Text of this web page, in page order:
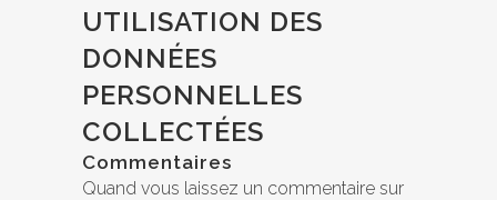
UTILISATION DES
DONNÉES
PERSONNELLES
COLLECTÉES
Commentaires
Quand vous laissez un commentaire sur